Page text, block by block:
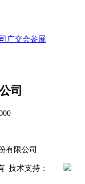
广交会参展
司
有限公司
技术支持：